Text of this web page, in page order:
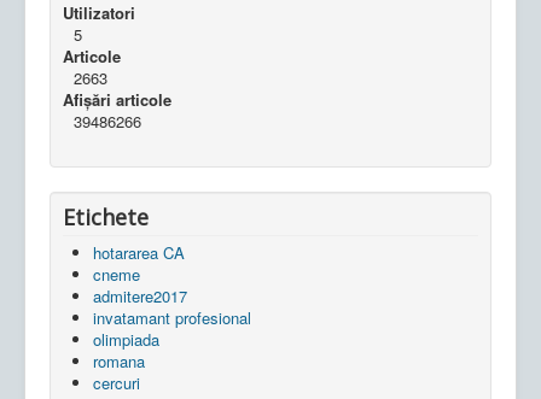
Utilizatori
5
Articole
2663
Afișări articole
39486266
Etichete
hotararea CA
cneme
admitere2017
invatamant profesional
olimpiada
romana
cercuri